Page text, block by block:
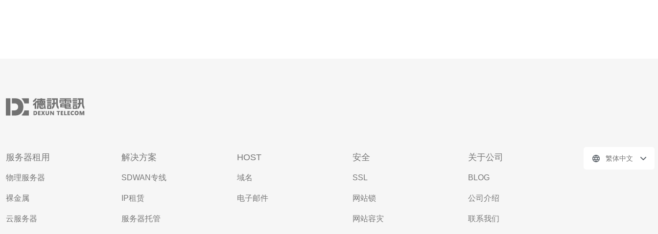
服务器租用
物理服务器
裸金属
云服务器
解决方案
SDWAN专线
IP租赁
服务器托管
HOST
域名
电子邮件
安全
SSL
网站锁
网站容灾
关于公司
BLOG
公司介绍
联系我们
繁体中文